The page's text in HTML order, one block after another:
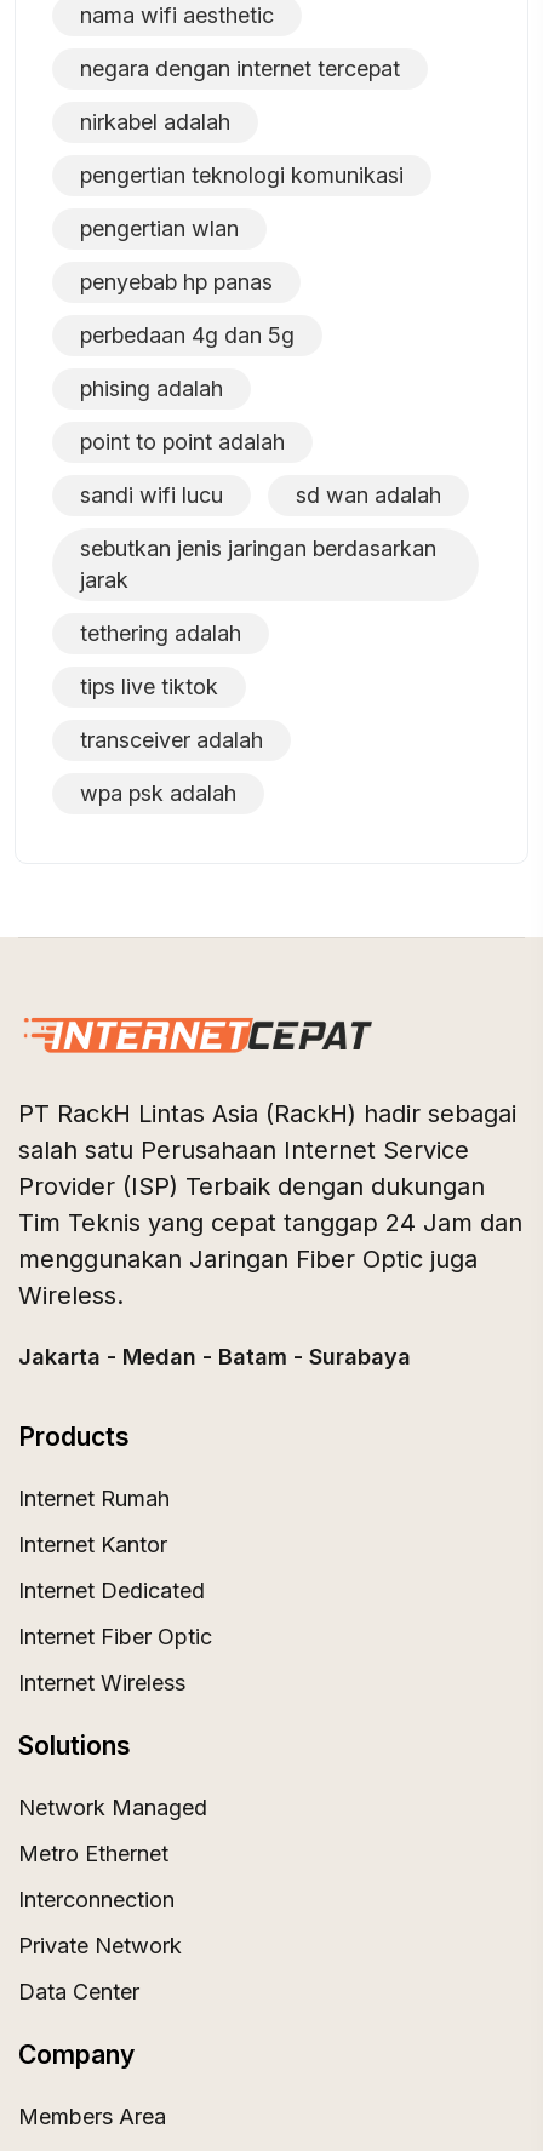
nama wifi aesthetic
negara dengan internet tercepat
nirkabel adalah
pengertian teknologi komunikasi
pengertian wlan
penyebab hp panas
perbedaan 4g dan 5g
phising adalah
point to point adalah
sandi wifi lucu sd wan adalah
sebutkan jenis jaringan berdasarkan
jarak
tethering adalah
tips live tiktok
transceiver adalah
wpa psk adalah
PT RackH Lintas Asia (RackH) hadir sebagai
salah satu Perusahaan Internet Service
Provider (ISP) Terbaik dengan dukungan
Tim Teknis yang cepat tanggap 24 Jam dan
menggunakan Jaringan Fiber Optic juga
Wireless.
Jakarta - Medan - Batam - Surabaya
Products
Internet Rumah
Internet Kantor
Internet Dedicated
Internet Fiber Optic
Internet Wireless
Solutions
Network Managed
Metro Ethernet
Interconnection
Private Network
Data Center
Company
Members Area